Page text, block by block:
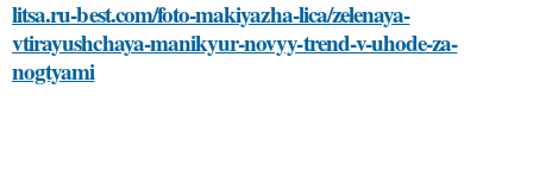
litsa.ru-best.com/foto-makiyazha-lica/zelenaya-
vtirayushchaya-manikyur-novyy-trend-v-uhode-za-
nogtyami